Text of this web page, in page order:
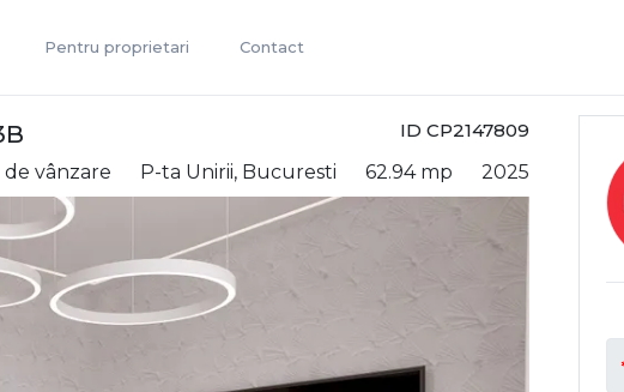
Pentru proprietari Contact
ID CP2147809
vânzare P-ta Unirii, Bucuresti 62.94 mp 2025